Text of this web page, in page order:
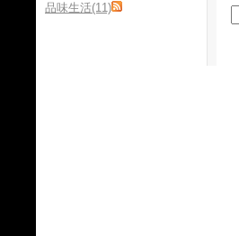
品味生活(11)